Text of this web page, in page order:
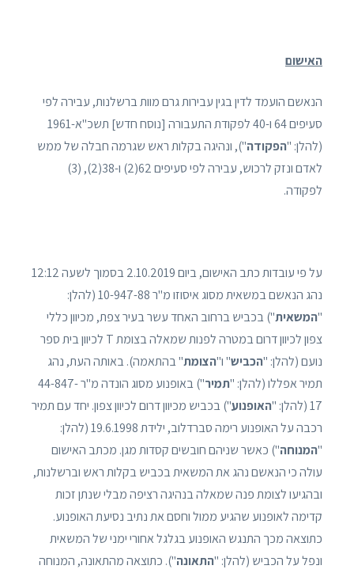
האישום
הנאשם הועמד לדין בגין עבירות גרם מוות ברשלנות, עבירה לפי
סעיפים 64 ו-40 לפקודת התעבורה [נוסח חדש] תשכ"א-1961
(להלן: "הפקודה"), ונהיגה בקלות ראש שגרמה חבלה של ממש
לאדם ונזק לרכוש, עבירה לפי סעיפים 62(2) ו-38(2), (3)
לפקודה.
על פי עובדות כתב האישום, ביום 2.10.2019 בסמוך לשעה 12:12
נהג הנאשם במשאית מסוג איסוזו מ"ר 10-947-88 (להלן:
"המשאית") בכביש ברחוב האחד עשר בעיר צפת, מכיוון כללי
צפון לכיוון דרום במטרה לפנות שמאלה בצומת T לכיוון בית ספר
נועם (להלן: "הכביש" ו"הצומת" בהתאמה). באותה העת, נהג
תמיר אפללו (להלן: "תמיר
") באופנוע מסוג הונדה מ"ר 44-847-
17 (להלן: "
האופנוע") בכביש מכיוון דרום לכיוון צפון. יחד עם תמיר
רכבה על האופנוע רימה סברדלוב, ילידת 19.6.1998 (להלן:
"המנוחה") כאשר שניהם חובשים קסדות מגן. מכתב האישום
עולה כי הנאשם נהג את המשאית בכביש בקלות ראש וברשלנות,
ובהגיעו לצומת פנה שמאלה בנהיגה רציפה מבלי שנתן זכות
קדימה לאופנוע שהגיע ממול וחסם את נתיב נסיעת האופנוע.
כתוצאה מכך התנגש האופנוע בגלגל אחורי ימני של המשאית
ונפל על הכביש (להלן: "התאונה"). כתוצאה מהתאונה, המנוחה